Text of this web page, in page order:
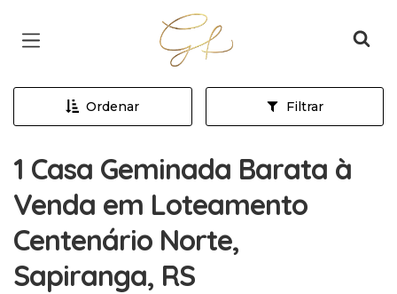
Página inicial
Ordenar Filtrar
1 Casa Geminada Barata à
Venda em Loteamento
Centenário Norte,
Sapiranga, RS